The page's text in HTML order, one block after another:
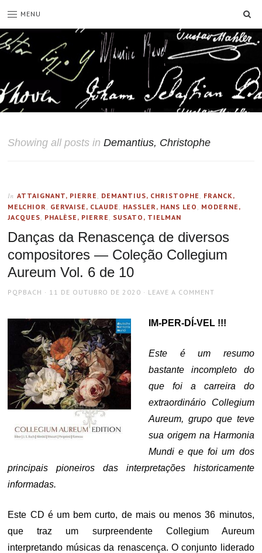
MENU
Showing all posts inDemantius, Christophe
In ATTAIGNANT, PIERRE , DEMANTIUS, CHRISTOPHE , FRANCK,
MELCHIOR, GERVAISE, CLAUDE , HASSLER, HANS LEO , MODERNE,
JACQUES, PHALÈSE, PIERRE , SUSATO, TIELMAN
Danças da Renascença de diversos
compositores — Coleção Collegium
Aureum Vol. 6 de 10
AUTHOR
PQPBACH
POSTED
11 DE OUTUBRO DE 2020 LEAVE A COMMENT
IM-PER-DÍ-VEL !!!
Este é um resumo
bastante incompleto do
que foi a carreira do
extraordinário Collegium
Aureum, grupo que teve
sua origem na Harmonia
Mundi e que foi um dos
principais pioneiros das interpretações historicamente
informadas.
Este CD é um bem curto, de mais ou menos 36 minutos,
que traz um surpreendente Collegium Aureum
interpretando músicas da renascença. O conjunto liderado